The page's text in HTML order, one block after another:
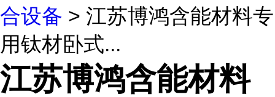
合设备 > 江苏博鸿含能材料专
用钛材卧式...
江苏博鸿含能材料